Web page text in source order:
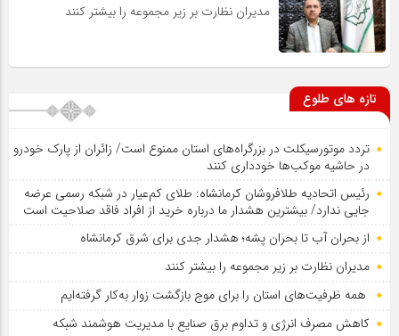
مدیران نظارت بر زیر مجموعه را بیشتر کنند
تازه های طلوع
تردد موتورسیکلت در بزرگراه‌های استان ممنوع است/ زائران از پارک خودرو
در حاشیه موکب‌ها خودداری کنند
رئیس اتحادیه طلافروشان کرمانشاه: طلای کم‌عیار در شبکه رسمی عرضه
جایی ندارد/ بیشترین هشدار ما درباره خرید از افراد فاقد صلاحیت است
از بحران آب تا بحران پشه؛ هشدار جدی برای شرق کرمانشاه
مدیران نظارت بر زیر مجموعه را بیشتر کنند
همه ظرفیت‌های استان را برای موج بازگشت زوار به‌کار گرفته‌ایم
کاهش مصرف انرژی و تداوم برق صنایع با مدیریت هوشمند شبکه